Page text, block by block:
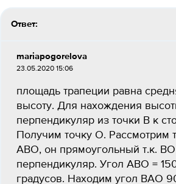
Ответ:
mariapogorelova
23.05.2020 15:06
площадь трапеции равна
высоту. Для нахождения
перпендикуляр из точки В к
Получим точку О. Рассмотрим
АВО, он прямоугольный т.к. ВО
перпендикуляр. Угол АВО =
градусов. Находим угол ВАО